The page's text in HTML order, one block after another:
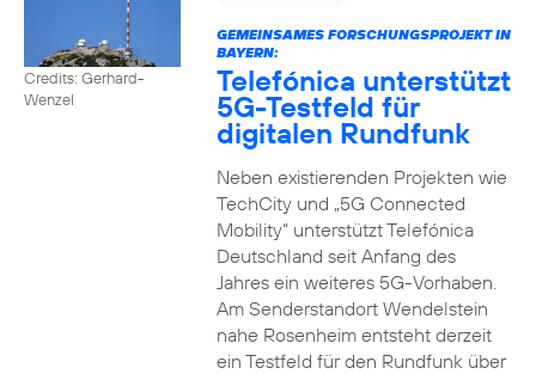
Credits: Gerhard-
Wenzel
GEMEINSAMES FORSCHUNGSPROJEKT IN
BAYERN:
Telefónica unterstützt
5G-Testfeld für
digitalen Rundfunk
Neben existierenden Projekten wie
TechCity und „5G Connected
Mobility“ unterstützt Telefónica
Deutschland seit Anfang des
Jahres ein weiteres 5G-Vorhaben.
Am Senderstandort Wendelstein
nahe Rosenheim entsteht derzeit
ein Testfeld für den Rundfunk über